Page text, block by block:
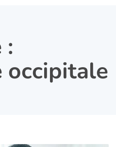
occipitale